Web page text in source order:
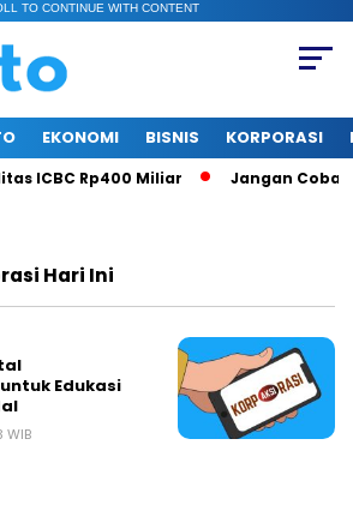
TO CONTINUE WITH CONTENT
EKONOMI BISNIS KORPORASI
ICBC Rp400 Miliar Jangan Coba
Hari Ini
Edukasi
WIB